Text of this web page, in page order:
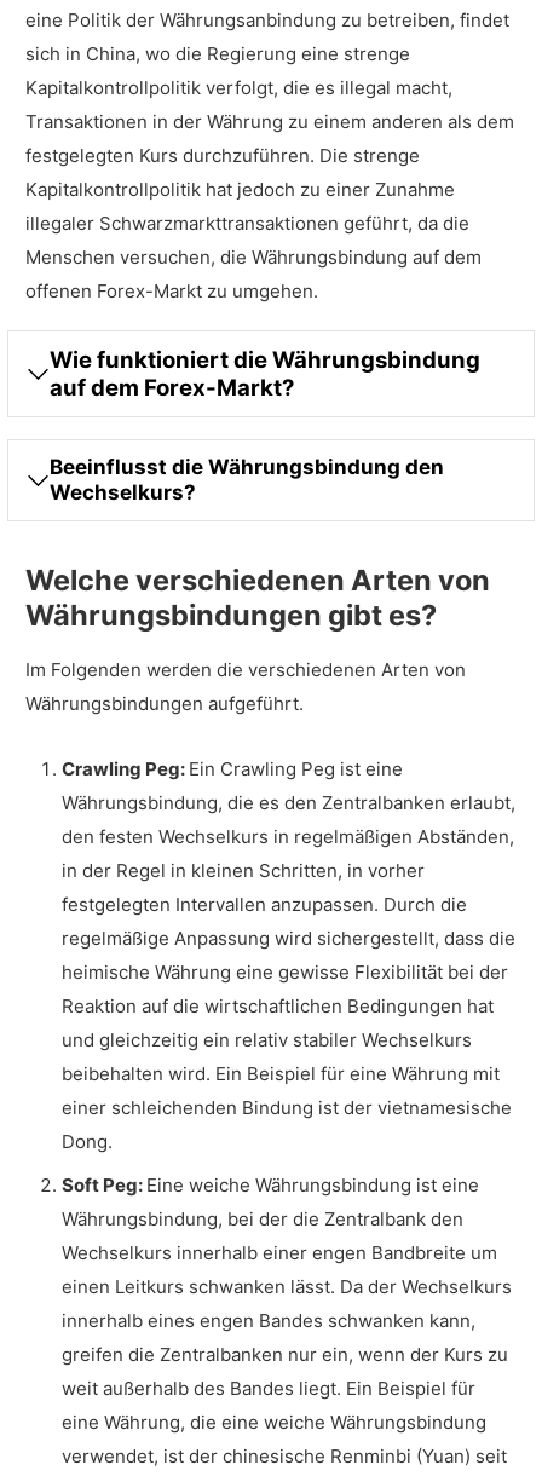
eine Politik der Währungsanbindung zu betreiben, findet
sich in China, wo die Regierung eine strenge
Kapitalkontrollpolitik verfolgt, die es illegal macht,
Transaktionen in der Währung zu einem anderen als dem
festgelegten Kurs durchzuführen. Die strenge
Kapitalkontrollpolitik hat jedoch zu einer Zunahme
illegaler Schwarzmarkttransaktionen geführt, da die
Menschen versuchen, die Währungsbindung auf dem
offenen Forex-Markt zu umgehen.
Wie funktioniert die Währungsbindung
auf dem Forex-Markt?
Beeinflusst die Währungsbindung den
Wechselkurs?
Welche verschiedenen Arten von
Währungsbindungen gibt es?
Im Folgenden werden die verschiedenen Arten von
Währungsbindungen aufgeführt.
Crawling Peg: Ein Crawling Peg ist eine
Währungsbindung, die es den Zentralbanken erlaubt,
den festen Wechselkurs in regelmäßigen Abständen,
in der Regel in kleinen Schritten, in vorher
festgelegten Intervallen anzupassen. Durch die
regelmäßige Anpassung wird sichergestellt, dass die
heimische Währung eine gewisse Flexibilität bei der
Reaktion auf die wirtschaftlichen Bedingungen hat
und gleichzeitig ein relativ stabiler Wechselkurs
beibehalten wird. Ein Beispiel für eine Währung mit
einer schleichenden Bindung ist der vietnamesische
Dong.
Soft Peg: Eine weiche Währungsbindung ist eine
Währungsbindung, bei der die Zentralbank den
Wechselkurs innerhalb einer engen Bandbreite um
einen Leitkurs schwanken lässt. Da der Wechselkurs
innerhalb eines engen Bandes schwanken kann,
greifen die Zentralbanken nur ein, wenn der Kurs zu
weit außerhalb des Bandes liegt. Ein Beispiel für
eine Währung, die eine weiche Währungsbindung
verwendet, ist der chinesische Renminbi (Yuan) seit